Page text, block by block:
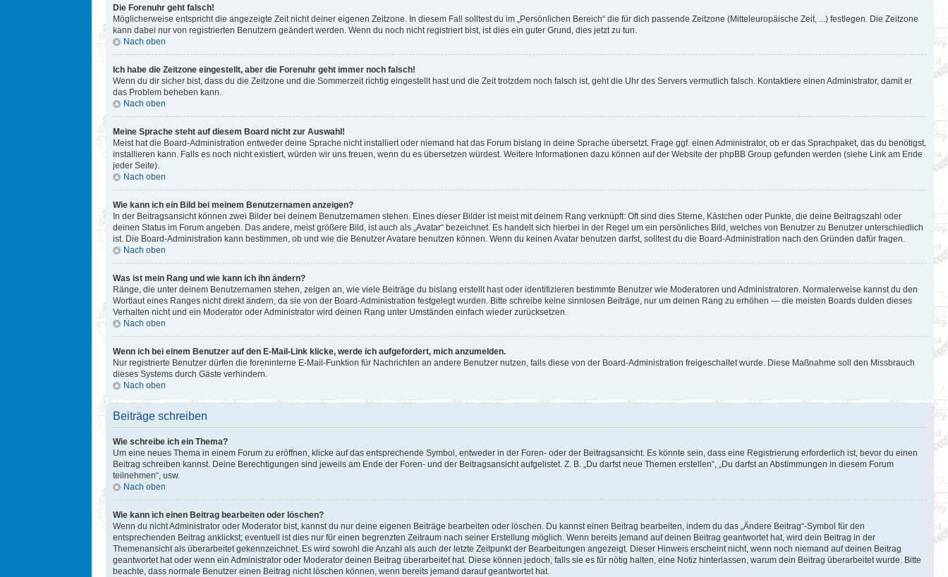
Die Forenuhr geht falsch!
Möglicherweise entspricht die angezeigte Zeit nicht deiner eigenen Zeitzone. In diesem Fall solltest du im „Persönlichen Bereich“ die für dich passende Zeitzone (Mitteleuropäische Zeit, ...) festlegen. Die Zeitzone
kann dabei nur von registrierten Benutzern geändert werden. Wenn du noch nicht registriert bist, ist dies ein guter Grund, dies jetzt zu tun.
Nach oben
Ich habe die Zeitzone eingestellt, aber die Forenuhr geht immer noch falsch!
Wenn du dir sicher bist, dass du die Zeitzone und die Sommerzeit richtig eingestellt hast und die Zeit trotzdem noch falsch ist, geht die Uhr des Servers vermutlich falsch. Kontaktiere einen Administrator, damit er
das Problem beheben kann.
Nach oben
Meine Sprache steht auf diesem Board nicht zur Auswahl!
Meist hat die Board-Administration entweder deine Sprache nicht installiert oder niemand hat das Forum bislang in deine Sprache übersetzt. Frage ggf. einen Administrator, ob er das Sprachpaket, das du benötigst,
installieren kann. Falls es noch nicht existiert, würden wir uns freuen, wenn du es übersetzen würdest. Weitere Informationen dazu können auf der Website der phpBB Group gefunden werden (siehe Link am Ende
jeder Seite).
Nach oben
Wie kann ich ein Bild bei meinem Benutzernamen anzeigen?
In der Beitragsansicht können zwei Bilder bei deinem Benutzernamen stehen. Eines dieser Bilder ist meist mit deinem Rang verknüpft: Oft sind dies Sterne, Kästchen oder Punkte, die deine Beitragszahl oder
deinen Status im Forum angeben. Das andere, meist größere Bild, ist auch als „Avatar“ bezeichnet. Es handelt sich hierbei in der Regel um ein persönliches Bild, welches von Benutzer zu Benutzer unterschiedlich
ist. Die Board-Administration kann bestimmen, ob und wie die Benutzer Avatare benutzen können. Wenn du keinen Avatar benutzen darfst, solltest du die Board-Administration nach den Gründen dafür fragen.
Nach oben
Was ist mein Rang und wie kann ich ihn ändern?
Ränge, die unter deinem Benutzernamen stehen, zeigen an, wie viele Beiträge du bislang erstellt hast oder identifizieren bestimmte Benutzer wie Moderatoren und Administratoren. Normalerweise kannst du den
Wortlaut eines Ranges nicht direkt ändern, da sie von der Board-Administration festgelegt wurden. Bitte schreibe keine sinnlosen Beiträge, nur um deinen Rang zu erhöhen — die meisten Boards dulden dieses
Verhalten nicht und ein Moderator oder Administrator wird deinen Rang unter Umständen einfach wieder zurücksetzen.
Nach oben
Wenn ich bei einem Benutzer auf den E-Mail-Link klicke, werde ich aufgefordert, mich anzumelden.
Nur registrierte Benutzer dürfen die foreninterne E-Mail-Funktion für Nachrichten an andere Benutzer nutzen, falls diese von der Board-Administration freigeschaltet wurde. Diese Maßnahme soll den Missbrauch
dieses Systems durch Gäste verhindern.
Nach oben
Beiträge schreiben
Wie schreibe ich ein Thema?
Um eine neues Thema in einem Forum zu eröffnen, klicke auf das entsprechende Symbol, entweder in der Foren- oder der Beitragsansicht. Es könnte sein, dass eine Registrierung erforderlich ist, bevor du einen
Beitrag schreiben kannst. Deine Berechtigungen sind jeweils am Ende der Foren- und der Beitragsansicht aufgelistet. Z. B. „Du darfst neue Themen erstellen“, „Du darfst an Abstimmungen in diesem Forum
teilnehmen“, usw.
Nach oben
Wie kann ich einen Beitrag bearbeiten oder löschen?
Wenn du nicht Administrator oder Moderator bist, kannst du nur deine eigenen Beiträge bearbeiten oder löschen. Du kannst einen Beitrag bearbeiten, indem du das „Ändere Beitrag“-Symbol für den
entsprechenden Beitrag anklickst; eventuell ist dies nur für einen begrenzten Zeitraum nach seiner Erstellung möglich. Wenn bereits jemand auf deinen Beitrag geantwortet hat, wird dein Beitrag in der
Themenansicht als überarbeitet gekennzeichnet. Es wird sowohl die Anzahl als auch der letzte Zeitpunkt der Bearbeitungen angezeigt. Dieser Hinweis erscheint nicht, wenn noch niemand auf deinen Beitrag
geantwortet hat oder wenn ein Administrator oder Moderator deinen Beitrag überarbeitet hat. Diese können jedoch, falls sie es für nötig halten, eine Notiz hinterlassen, warum dein Beitrag überarbeitet wurde. Bitte
beachte, dass normale Benutzer einen Beitrag nicht löschen können, wenn bereits jemand darauf geantwortet hat.